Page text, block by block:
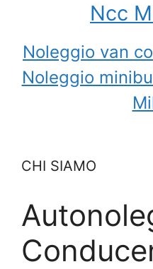
Ncc
Noleggio van
Noleggio
CHI SIAMO